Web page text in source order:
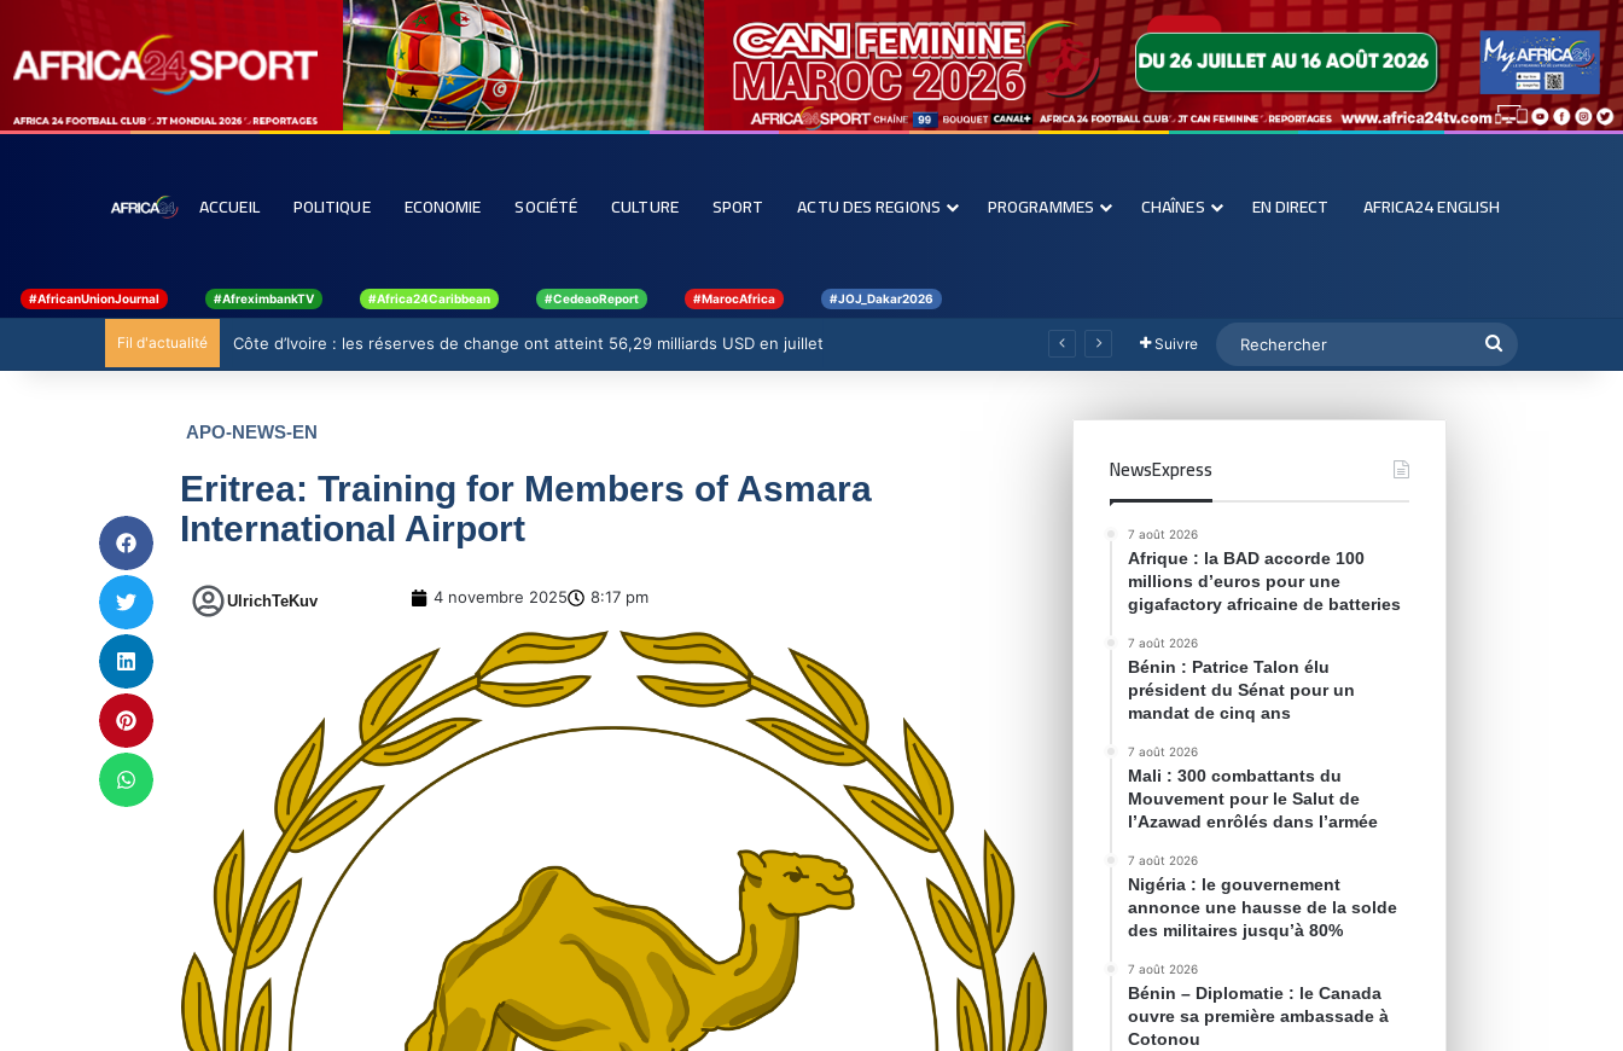
ACCUEIL POLITIQUE ECONOMIE SOCIÉTÉ CULTURE SPORT ACTU DES REGIONS PROGRAMMES CHAÎNES EN DIRECT AFRICA24 ENGLISH
#AfricanUnionJournal #AfreximbankTV #Africa24Caribbean #CedeaoReport #MarocAfrica #JOJ_Dakar2026
Fil d'actualité Ghana : 19 millions USD de la BAD pour renforcer la filière rizicole Suivre
APO-NEWS-EN
Eritrea: Training for Members of Asmara
International Airport
UlrichTeKuv 4 novembre 2025 8:17 pm
NewsExpress
7 août 2026
Afrique : la BAD accorde 100
millions d’euros pour une
gigafactory africaine de batteries
7 août 2026
Bénin : Patrice Talon élu
président du Sénat pour un
mandat de cinq ans
7 août 2026
Mali : 300 combattants du
Mouvement pour le Salut de
l’Azawad enrôlés dans l’armée
7 août 2026
Nigéria : le gouvernement
annonce une hausse de la solde
des militaires jusqu’à 80%
7 août 2026
Bénin – Diplomatie : le Canada
ouvre sa première ambassade à
Cotonou